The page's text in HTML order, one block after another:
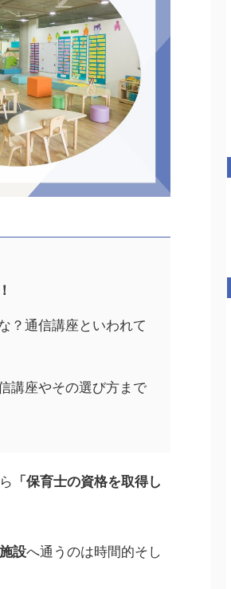
？通信講座といわれて
講座やその選び方まで
「保育士の資格を取得し
設へ通うのは時間的そし